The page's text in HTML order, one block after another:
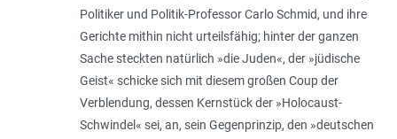
Politiker und Politik-Professor Carlo Schmid, und ihre
Gerichte mithin nicht urteilsfähig; hinter der ganzen
Sache steckten natürlich »die Juden«, der »jüdische
Geist« schicke sich mit diesem großen Coup der
Verblendung, dessen Kernstück der »Holocaust-
Schwindel« sei, an, sein Gegenprinzip, den »deutschen